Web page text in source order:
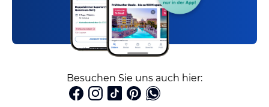
Besuchen Sie uns auch hier: